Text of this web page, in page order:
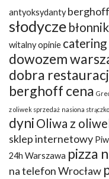
antyoksydanty
słodycze
witalny opinie
dowozem
dobra
berghoff cena
z oliwek sprzedaż nasiona
dyni Oliwa z
sklep internetowy
24h Warszawa pizza
na telefon Wrocław